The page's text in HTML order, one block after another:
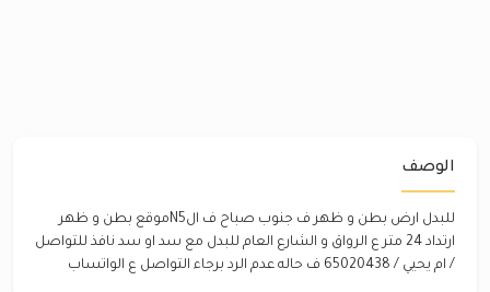
الوصف
للبدل ارض بطن و ظهر ف جنوب صباح ف الN5موقع بطن و ظهر
ارتداد 24 متر ع الرواق و الشارع العام للبدل مع سد او سد نافذ للتواصل
/ ام يحيي / 65020438 ف حاله عدم الرد برجاء التواصل ع الواتساب